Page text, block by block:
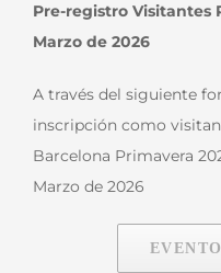
Pre-registro Visitantes
Marzo de 2026
A través del siguiente
inscripción como
Barcelona Primavera
Marzo de 2026